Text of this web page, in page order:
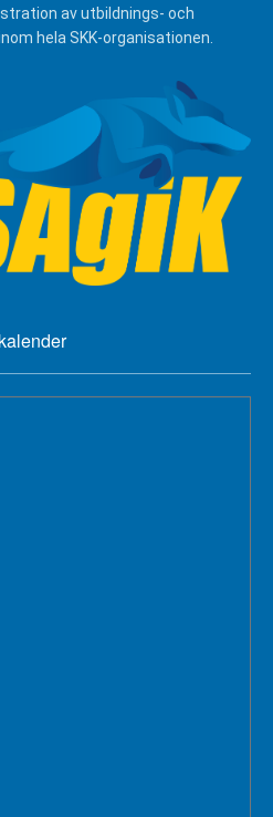
av utbildnings- och
hela SKK-organisationen.